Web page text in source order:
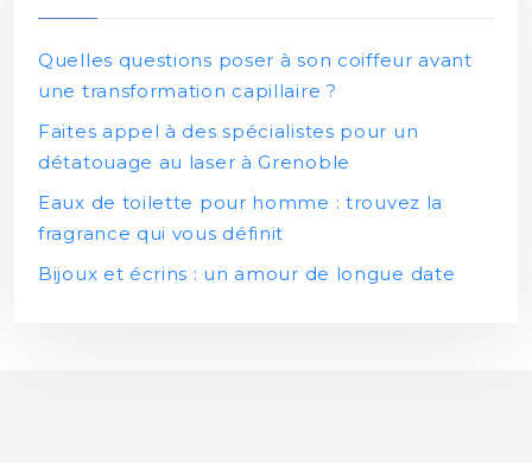
Quelles questions poser à son coiffeur avant
une transformation capillaire ?
Faites appel à des spécialistes pour un
détatouage au laser à Grenoble
Eaux de toilette pour homme : trouvez la
fragrance qui vous définit
Bijoux et écrins : un amour de longue date